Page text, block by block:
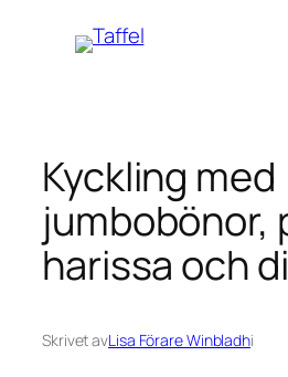
Kyckling med
jumbobönor,
harissa och
Skrivet avLisa Förare Winbladhi